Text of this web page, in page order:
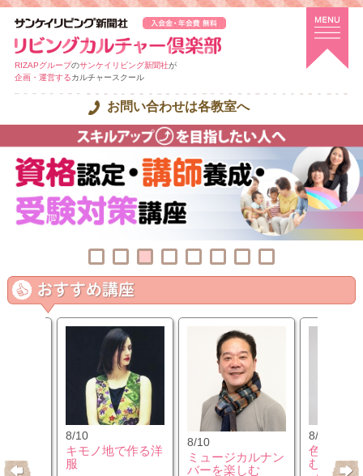
RIZAPグループのサンケイリビング新聞社が
企画・運営するカルチャースクール
お問い合わせは各教室へ
8/10
キモノ地で作る洋
服
8/10
ミュージカルナン
バーを楽しむ
8/12
色のチカ
むカラー